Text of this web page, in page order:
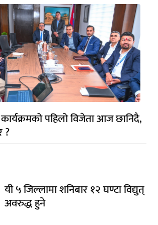
पहिलो विजेता आज छानिदै,
?
यी ५ जिल्लामा शनिबार १२ घण्टा विद्युत्
अवरुद्ध हुने